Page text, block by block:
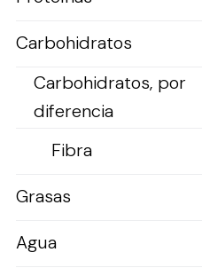
Carbohidratos
Carbohidratos, por
diferencia
Fibra
Grasas
Agua